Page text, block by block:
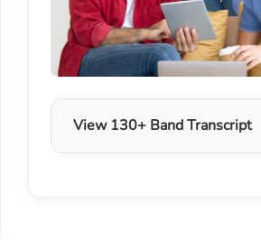
View 130+ Band Transcript